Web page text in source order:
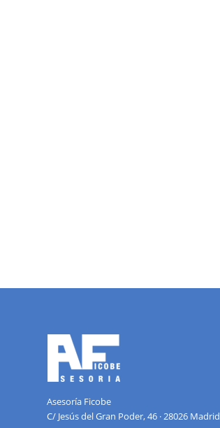
Asesoría Ficobe
C/ Jesús del Gran Poder, 46 · 28026 Madrid